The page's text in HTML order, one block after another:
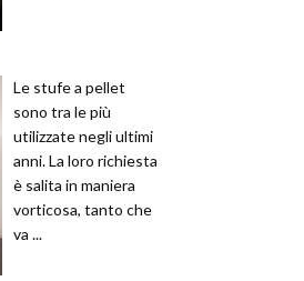
Le stufe a pellet
sono tra le più
utilizzate negli ultimi
anni. La loro richiesta
è salita in maniera
vorticosa, tanto che
va ...